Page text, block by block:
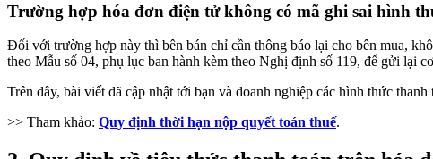
Trường hợp hóa đơn điện tử không có mã ghi sai hình
Đối với trường hợp này thì bên bán chỉ cần thông báo lại cho bên mua,
theo Mẫu số 04, phụ lục ban hành kèm theo Nghị định số 119, để gửi lại
Trên đây, bài viết đã cập nhật tới bạn và doanh nghiệp các hình thức
>> Tham khảo: Quy định thời hạn nộp quyết toán thuế.